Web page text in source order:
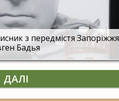
з передмістя Запоріжжя
Бадья
ДАЛІ